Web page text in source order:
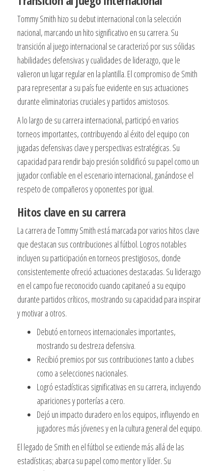
Tommy Smith hizo su debut internacional con la selección
nacional, marcando un hito significativo en su carrera. Su
transición al juego internacional se caracterizó por sus sólidas
habilidades defensivas y cualidades de liderazgo, que le
valieron un lugar regular en la plantilla. El compromiso de Smith
para representar a su país fue evidente en sus actuaciones
durante eliminatorias cruciales y partidos amistosos.
A lo largo de su carrera internacional, participó en varios
torneos importantes, contribuyendo al éxito del equipo con
jugadas defensivas clave y perspectivas estratégicas. Su
capacidad para rendir bajo presión solidificó su papel como un
jugador confiable en el escenario internacional, ganándose el
respeto de compañeros y oponentes por igual.
Hitos clave en su carrera
La carrera de Tommy Smith está marcada por varios hitos clave
que destacan sus contribuciones al fútbol. Logros notables
incluyen su participación en torneos prestigiosos, donde
consistentemente ofreció actuaciones destacadas. Su liderazgo
en el campo fue reconocido cuando capitaneó a su equipo
durante partidos críticos, mostrando su capacidad para inspirar
y motivar a otros.
Debutó en torneos internacionales importantes,
mostrando su destreza defensiva.
Recibió premios por sus contribuciones tanto a clubes
como a selecciones nacionales.
Logró estadísticas significativas en su carrera, incluyendo
apariciones y porterías a cero.
Dejó un impacto duradero en los equipos, influyendo en
jugadores más jóvenes y en la cultura general del equipo.
El legado de Smith en el fútbol se extiende más allá de las
estadísticas; abarca su papel como mentor y líder. Su